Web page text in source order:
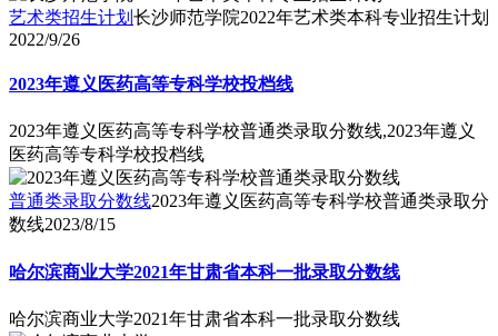
艺术类招生计划 长沙师范学院2022年艺术类本科专业招生计划
2022/9/26
2023年遵义医药高等专科学校投档线
2023年遵义医药高等专科学校普通类录取分数线,2023年遵义
医药高等专科学校投档线
普通类录取分数线2023年遵义医药高等专科学校普通类录取分
数线2023/8/15
哈尔滨商业大学2021年甘肃省本科一批录取分数线
哈尔滨商业大学2021年甘肃省本科一批录取分数线